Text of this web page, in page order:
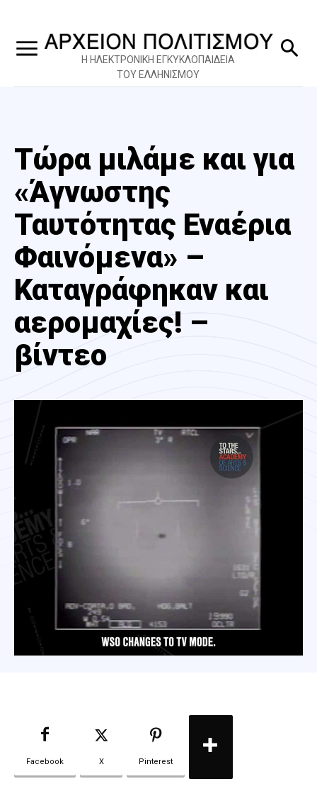
Η ΗΛΕΚΤΡΟΝΙΚΗ ΕΓΚΥΚΛΟΠΑΙΔΕΙΑ
ΤΟΥ ΕΛΛΗΝΙΣΜΟΥ
Τώρα μιλάμε και για
«Άγνωστης
Ταυτότητας Εναέρια
Φαινόμενα» –
Καταγράφηκαν και
αερομαχίες! –
βίντεο
Facebook X Pinterest